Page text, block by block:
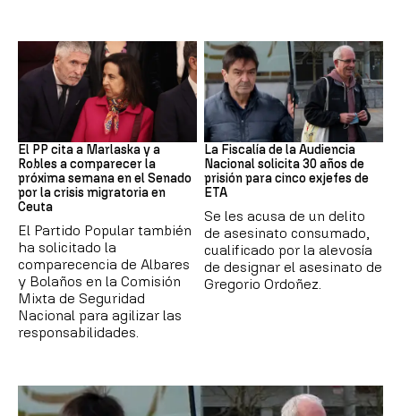
Crisis Migratoria
El PP cita a Marlaska y a
Robles a comparecer la
próxima semana en el Senado
por la crisis migratoria en
Ceuta
El Partido Popular también
ha solicitado la
comparecencia de Albares
y Bolaños en la Comisión
Mixta de Seguridad
Nacional para agilizar las
responsabilidades.
ETA
La Fiscalía de la Audiencia
Nacional solicita 30 años de
prisión para cinco exjefes de
ETA
Se les acusa de un delito
de asesinato consumado,
cualificado por la alevosía
de designar el asesinato de
Gregorio Ordoñez.